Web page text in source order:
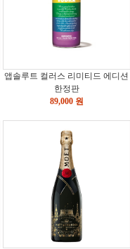
앱솔루트 컬러스 리미티드 에디션
한정판
89,000 원